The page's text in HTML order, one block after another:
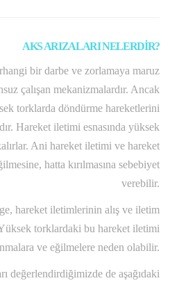
AKS ARIZALARI NELERDİR?
bir darbe ve zorlamaya maruz
çalışan mekanizmalardır. Ancak
torklarda döndürme hareketlerini
Hareket iletimi esnasında yüksek
Ani hareket iletimi ve hareket
hatta kırılmasına sebebiyet
verebilir.
hareket iletimlerinin alış ve iletim
torklardaki bu hareket iletimi
ve eğilmelere neden olabilir.
değerlendirdiğimizde de aşağıdaki